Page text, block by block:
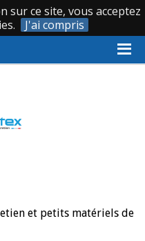
sur ce site, vous acceptez
J'ai compris
388 620 066 | |
par Avanteam Group
›
et petits matériels de